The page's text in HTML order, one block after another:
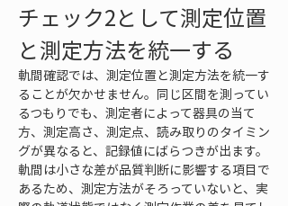
チェック2として測定位置
と測定方法を統一する
軌間確認では、測定位置と測定方法を統一す
ることが欠かせません。同じ区間を測ってい
るつもりでも、測定者によって器具の当て
方、測定高さ、測定点、読み取りのタイミン
グが異なると、記録値にばらつきが出ます。
軌間は小さな差が品質判断に影響する項目で
あるため、測定方法がそろっていないと、実